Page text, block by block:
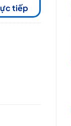
tiếp